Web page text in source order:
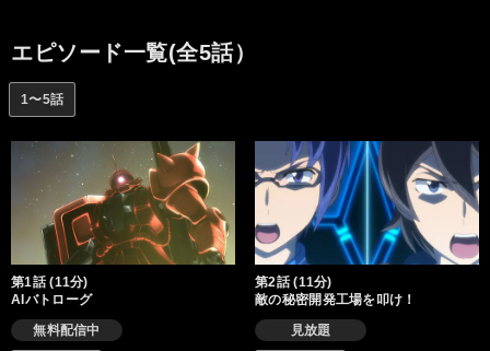
エピソード一覧(全5話）
1〜5話
第1話 (11分)
AIバトローグ
無料配信中
第2話 (11分)
敵の秘密開発工場を叩け！
見放題